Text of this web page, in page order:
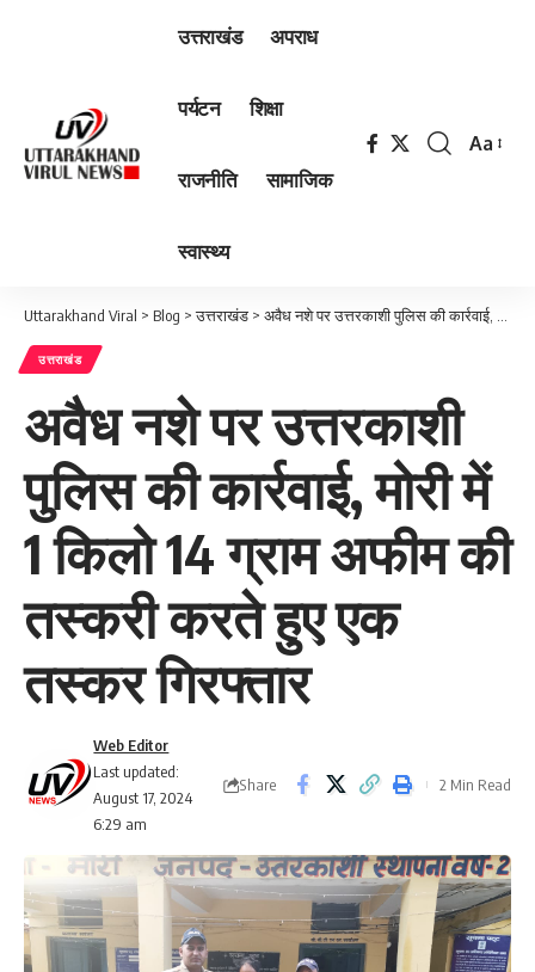
उत्तराखंड अपराध
पर्यटन शिक्षा
राजनीति सामाजिक
स्वास्थ्य
Font
Aa
Uttarakhand Viral > Blog >उत्तराखंड > अवैध नशे पर उत्तरकाशी पुलिस की कार्रवाई, मोरी में 1 किलो 14 ग्राम अफीम की तस्करी करते हुए एक तस्कर गिरफ्तार
उत्तराखंड
अवैध नशे पर उत्तरकाशी
पुलिस की कार्रवाई, मोरी में
1 किलो 14 ग्राम अफीम की
तस्करी करते हुए एक
तस्कर गिरफ्तार
Last updated:
August 17, 2024
6:29 am
Web Editor
Share 2 Min Read